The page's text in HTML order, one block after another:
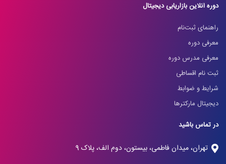
دوره آنلاین بازاریابی دیجیتال
راهنمای ثبت‌نام
معرفی دوره
معرفی مدرس دوره
ثبت نام اقساطی
شرایط و ضوابط
دیجیتال مارکترها
در تماس باشید
تهران، میدان فاطمی، بیستون، دوم الف، پلاک 9